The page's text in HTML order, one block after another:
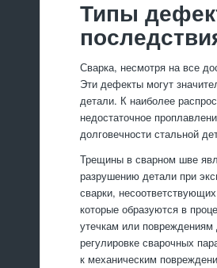
Типы
Сварка, несмотря на все
Эти дефекты могут
детали. К наиболее
недостаточное
долговечности стальной
Трещины в сварном шве
разрушению детали при
сварки,
которые образуются в
утечкам или
регулировке сварочных
к механическим